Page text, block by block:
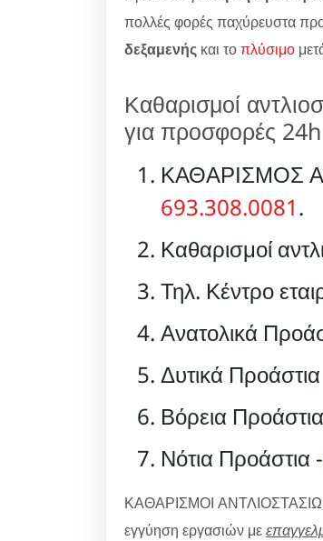
πολλές φορές παχύρευστα
δεξαμενής και τοπλύσιμο
Καθαρισμοί
για προσφορές 24h
ΚΑΘΑΡΙΣΜΟΣ
693.308.0081.
Καθαρισμοί
Τηλ. Κέντρο
Ανατολικά
Δυτικά
Βόρεια
Νότια Προάστια -
ΚΑΘΑΡΙΣΜΟΙ
εγγύηση εργασιών με